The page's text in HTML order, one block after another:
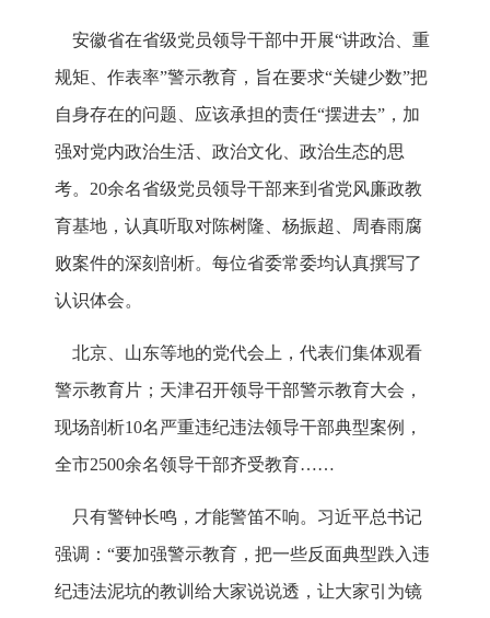
安徽省在省级党员领导干部中开展“讲政治、重
规矩、作表率”警示教育，旨在要求“关键少数”把
自身存在的问题、应该承担的责任“摆进去”，加
强对党内政治生活、政治文化、政治生态的思
考。20余名省级党员领导干部来到省党风廉政教
育基地，认真听取对陈树隆、杨振超、周春雨腐
败案件的深刻剖析。每位省委常委均认真撰写了
认识体会。
北京、山东等地的党代会上，代表们集体观看
警示教育片；天津召开领导干部警示教育大会，
现场剖析10名严重违纪违法领导干部典型案例，
全市2500余名领导干部齐受教育……
只有警钟长鸣，才能警笛不响。习近平总书记
强调：“要加强警示教育，把一些反面典型跌入违
纪违法泥坑的教训给大家说说透，让大家引为镜